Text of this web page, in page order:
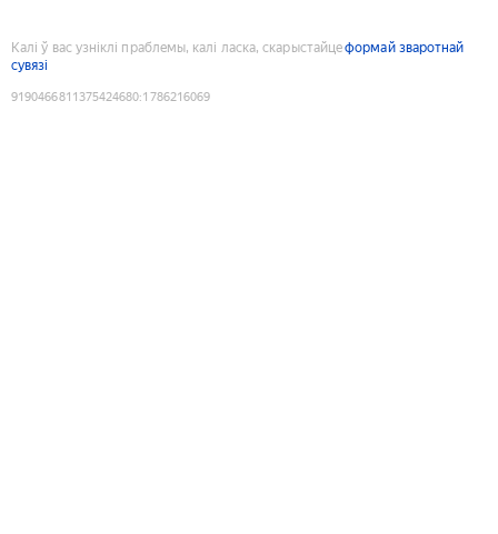
Калі ў вас узніклі праблемы, калі ласка, скарыстайцеформай зваротнай
сувязі
9190466811375424680:1786216069